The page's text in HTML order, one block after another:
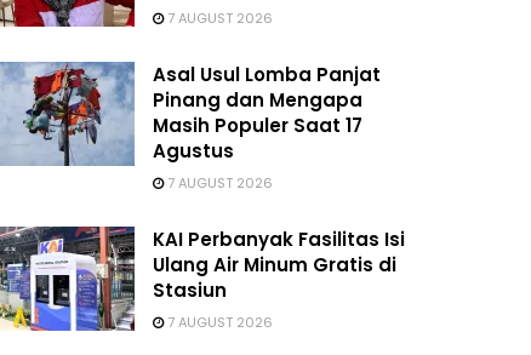
7 AUGUST 2026
Asal Usul Lomba Panjat
Pinang dan Mengapa
Masih Populer Saat 17
Agustus
7 AUGUST 2026
KAI Perbanyak Fasilitas Isi
Ulang Air Minum Gratis di
Stasiun
7 AUGUST 2026